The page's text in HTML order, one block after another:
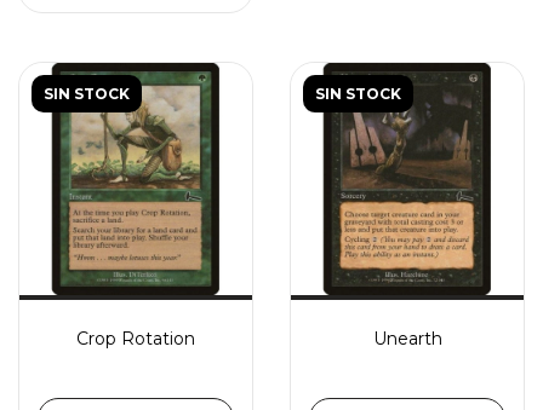
SIN STOCK
Crop Rotation
SIN STOCK
Unearth